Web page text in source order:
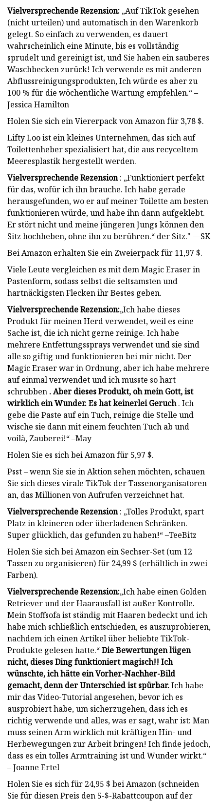
Vielversprechende Rezension: „Auf TikTok gesehen
(nicht urteilen) und automatisch in den Warenkorb
gelegt. So einfach zu verwenden, es dauert
wahrscheinlich eine Minute, bis es vollständig
sprudelt und gereinigt ist, und Sie haben ein sauberes
Waschbecken zurück! Ich verwende es mit anderen
Abflussreinigungsprodukten, Ich würde es aber zu
100 % für die wöchentliche Wartung empfehlen.“ –
Jessica Hamilton
Holen Sie sich ein Viererpack von Amazon für 3,78 $.
Lifty Loo ist ein kleines Unternehmen, das sich auf
Toilettenheber spezialisiert hat, die aus recyceltem
Meeresplastik hergestellt werden.
Vielversprechende Rezension: „Funktioniert perfekt
für das, wofür ich ihn brauche. Ich habe gerade
herausgefunden, wo er auf meiner Toilette am besten
funktionieren würde, und habe ihn dann aufgeklebt.
Er stört nicht und meine jüngeren Jungs können den
Sitz hochheben, ohne ihn zu berühren.“ der Sitz." —SK
Bei Amazon erhalten Sie ein Zweierpack für 11,97 $.
Viele Leute vergleichen es mit dem Magic Eraser in
Pastenform, sodass selbst die seltsamsten und
hartnäckigsten Flecken ihr Bestes geben.
Vielversprechende Rezension:„Ich habe dieses
Produkt für meinen Herd verwendet, weil es eine
Sache ist, die ich nicht gerne reinige. Ich habe
mehrere Entfettungssprays verwendet und sie sind
alle so giftig und funktionieren bei mir nicht. Der
Magic Eraser war in Ordnung, aber ich habe mehrere
auf einmal verwendet und ich musste so hart
schrubben . Aber dieses Produkt, oh mein Gott, ist
wirklich ein Wunder. Es hat keinerlei Geruch. Ich
gebe die Paste auf ein Tuch, reinige die Stelle und
wische sie dann mit einem feuchten Tuch ab und
voilà, Zauberei!“ –May
Holen Sie es sich bei Amazon für 5,97 $.
Psst – wenn Sie sie in Aktion sehen möchten, schauen
Sie sich dieses virale TikTok der Tassenorganisatoren
an, das Millionen von Aufrufen verzeichnet hat.
Vielversprechende Rezension: „Tolles Produkt, spart
Platz in kleineren oder überladenen Schränken.
Super glücklich, das gefunden zu haben!“ –TeeBitz
Holen Sie sich bei Amazon ein Sechser-Set (um 12
Tassen zu organisieren) für 24,99 $ (erhältlich in zwei
Farben).
Vielversprechende Rezension:„Ich habe einen Golden
Retriever und der Haarausfall ist außer Kontrolle.
Mein Stoffsofa ist ständig mit Haaren bedeckt und ich
habe mich schließlich entschieden, es auszuprobieren,
nachdem ich einen Artikel über beliebte TikTok-
Produkte gelesen hatte.“Die Bewertungen lügen
nicht, dieses Ding funktioniert magisch!! Ich
wünschte, ich hätte ein Vorher-Nachher-Bild
gemacht, denn der Unterschied ist spürbar.Ich habe
mir das Video-Tutorial angesehen, bevor ich es
ausprobiert habe, um sicherzugehen, dass ich es
richtig verwende und alles, was er sagt, wahr ist: Man
muss seinen Arm wirklich mit kräftigen Hin- und
Herbewegungen zur Arbeit bringen! Ich finde jedoch,
dass es ein tolles Armtraining ist und Wunder wirkt.“
– Joanne Ertel
Holen Sie es sich für 24,95 $ bei Amazon (schneiden
Sie für diesen Preis den 5-$-Rabattcoupon auf der